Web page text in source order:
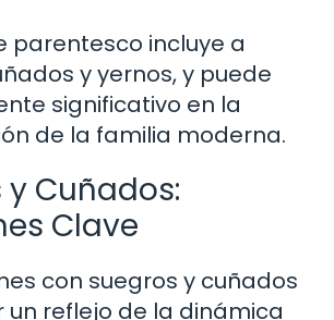
parentesco incluye a
y yernos, y puede
significativo en la
de la familia moderna.
y Cuñados:
Clave
con suegros y cuñados
un reflejo de la dinámica